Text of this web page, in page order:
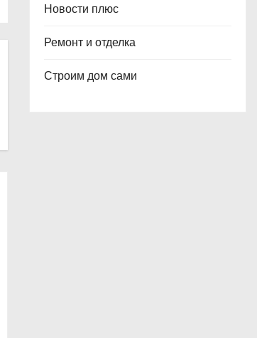
Новости плюс
Ремонт и отделка
Строим дом сами